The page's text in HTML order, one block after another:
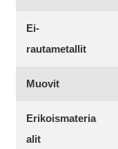
Ei-
rautametallit
Muovit
Erikoismateria
alit